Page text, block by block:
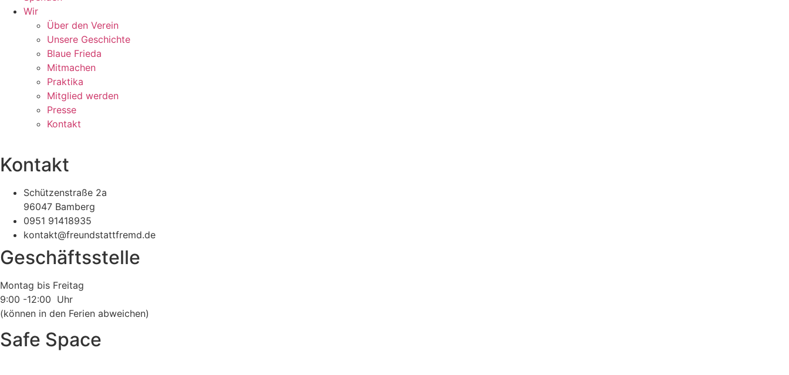
Wir
Über den Verein
Unsere Geschichte
Blaue Frieda
Mitmachen
Praktika
Mitglied werden
Presse
Kontakt
Kontakt
Schützenstraße 2a
96047 Bamberg
0951 91418935
kontakt@freundstattfremd.de
Geschäftsstelle
Montag bis Freitag
9:00 -12:00 Uhr
(können in den Ferien abweichen)
Safe Space